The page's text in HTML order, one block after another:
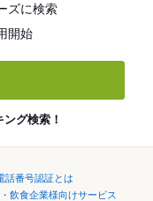
ズに検索
開始
グ検索！
話番号認証とは
飲食企業様向けサービス